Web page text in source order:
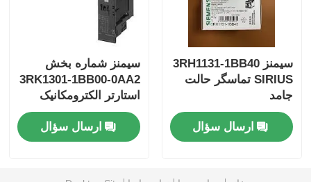
کنترل کننده Honeywell DCS
کنترل کننده DCS امرسون
سیمنز 3RH1131-1BB40
SIRIUS تماسگر حالت
جامد
ارسال سؤال
سیمنز شماره بخش
3RK1301-1BB00-0AA2
استارتر الکترومکانیک
برای ماژول کنترل ترمز
ارسال سؤال